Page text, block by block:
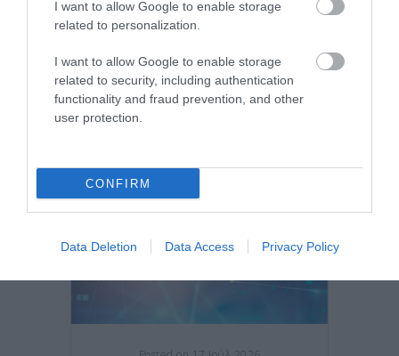
I want to allow Google to enable storage
related to personalization.
I want to allow Google to enable storage
related to security, including authentication
functionality and fraud prevention, and other
user protection.
CONFIRM
Data Deletion Data Access Privacy Policy
άνοια,θολή όραση,καταρράκτης,
όραση
Νέα
Related Posts